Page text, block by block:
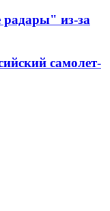
из-за
самолет-